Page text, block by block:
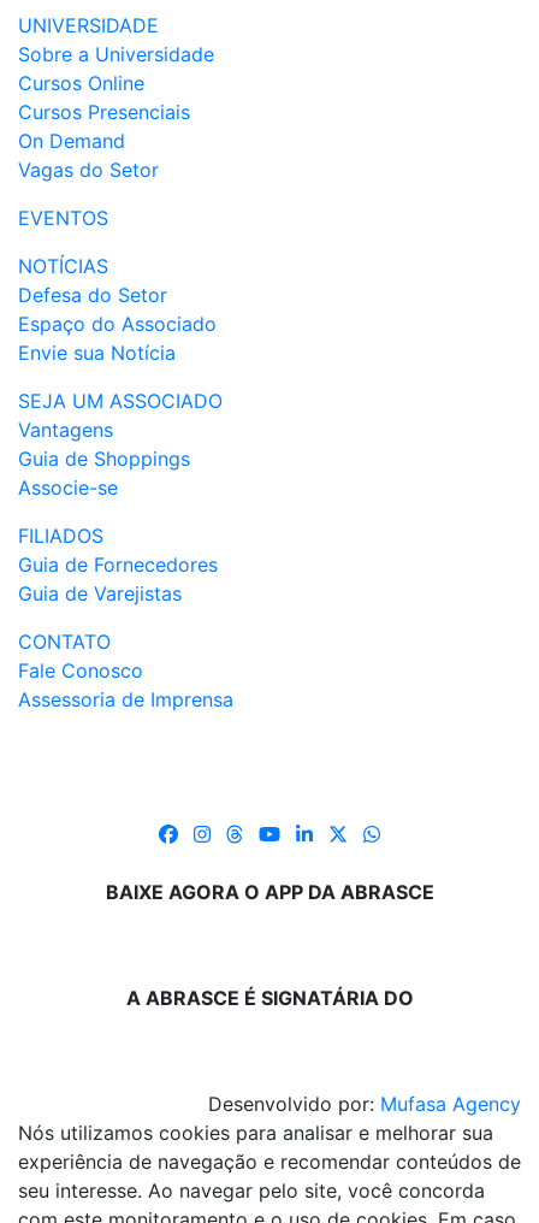
UNIVERSIDADE
Sobre a Universidade
Cursos Online
Cursos Presenciais
On Demand
Vagas do Setor
EVENTOS
NOTÍCIAS
Defesa do Setor
Espaço do Associado
Envie sua Notícia
SEJA UM ASSOCIADO
Vantagens
Guia de Shoppings
Associe-se
FILIADOS
Guia de Fornecedores
Guia de Varejistas
CONTATO
Fale Conosco
Assessoria de Imprensa
BAIXE AGORA O APP DA ABRASCE
A ABRASCE É SIGNATÁRIA DO
Desenvolvido por: Mufasa Agency
Nós utilizamos cookies para analisar e melhorar sua
experiência de navegação e recomendar conteúdos de
seu interesse. Ao navegar pelo site, você concorda